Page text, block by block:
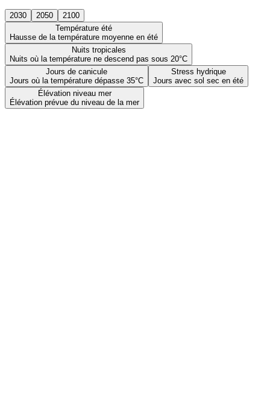
2030 2050
2100
Température été
Hausse de la température moyenne en été
Nuits tropicales
Nuits où la température ne descend pas sous 20°C
Jours de canicule
Jours où la température dépasse 35°C
Stress hydrique
Jours avec sol sec en été
Élévation niveau mer
Élévation prévue du niveau de la mer